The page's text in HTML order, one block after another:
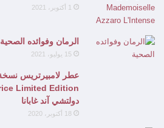
1 أكتوبر، 2021
الرمان وفوائده الصحية
15 يوليو، 2021
دولتشي آند غابانا
18 أكتوبر، 2020